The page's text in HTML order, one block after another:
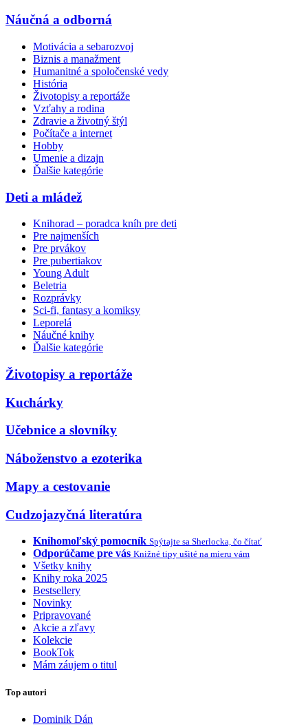
Náučná a odborná
Motivácia a sebarozvoj
Biznis a manažment
Humanitné a spoločenské vedy
História
Životopisy a reportáže
Vzťahy a rodina
Zdravie a životný štýl
Počítače a internet
Hobby
Umenie a dizajn
Ďalšie kategórie
Deti a mládež
Knihorad – poradca kníh pre deti
Pre najmenších
Pre prvákov
Pre pubertiakov
Young Adult
Beletria
Rozprávky
Sci-fi, fantasy a komiksy
Leporelá
Náučné knihy
Ďalšie kategórie
Životopisy a reportáže
Kuchárky
Učebnice a slovníky
Náboženstvo a ezoterika
Mapy a cestovanie
Cudzojazyčná literatúra
Knihomoľský pomocník Spýtajte sa Sherlocka, čo čítať
Odporúčame pre vás Knižné tipy ušité na mieru vám
Všetky knihy
Knihy roka 2025
Bestsellery
Novinky
Pripravované
Akcie a zľavy
Kolekcie
BookTok
Mám záujem o titul
Top autori
Dominik Dán